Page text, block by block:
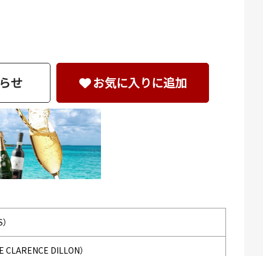
せ お気に入りに追加
DILLON）